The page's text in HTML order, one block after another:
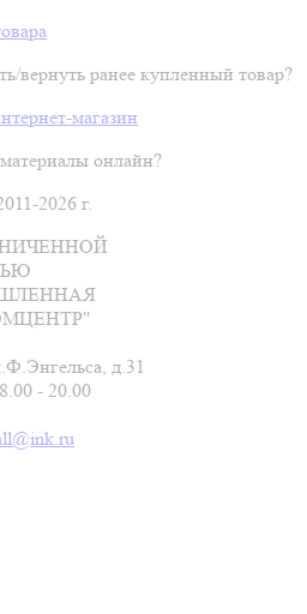
вернуть ранее купленный товар?
магазин
онлайн?
2026 г.
д.31
- 20.00